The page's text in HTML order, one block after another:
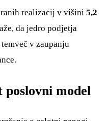
realizacij v višini 5,2
da jedro podjetja
v zaupanju
model